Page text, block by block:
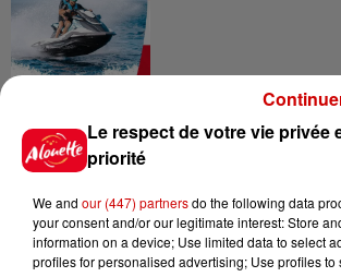
Podcasts
Kelly Massol, figure
emblématique de
l'entrepreneuriat
Le respect de votre vie privée
priorité
We and our (447) partnersdo the following data
your consent and/or our legitimate interest: Store
information on a device; Use limited data to select
profiles for personalised advertising; Use profiles to